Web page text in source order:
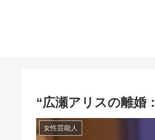
“広瀬アリスの離婚
女性芸能人